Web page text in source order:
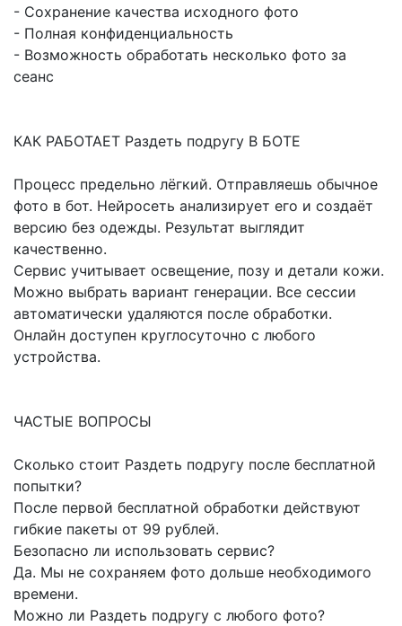
- Сохранение качества исходного фото
- Полная конфиденциальность
- Возможность обработать несколько фото за
сеанс
КАК РАБОТАЕТ Раздеть подругу В БОТЕ
Процесс предельно лёгкий. Отправляешь обычное
фото в бот. Нейросеть анализирует его и создаёт
версию без одежды. Результат выглядит
качественно.
Сервис учитывает освещение, позу и детали кожи.
Можно выбрать вариант генерации. Все сессии
автоматически удаляются после обработки.
Онлайн доступен круглосуточно с любого
устройства.
ЧАСТЫЕ ВОПРОСЫ
Сколько стоит Раздеть подругу после бесплатной
попытки?
После первой бесплатной обработки действуют
гибкие пакеты от 99 рублей.
Безопасно ли использовать сервис?
Да. Мы не сохраняем фото дольше необходимого
времени.
Можно ли Раздеть подругу с любого фото?